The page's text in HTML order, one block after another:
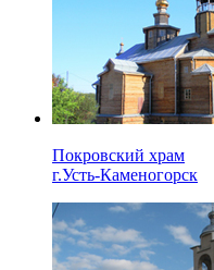
Покровский храм
г.Усть-Каменогорск